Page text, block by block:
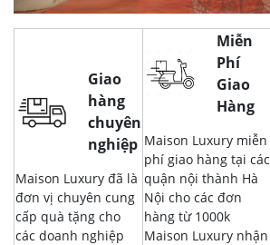
Giao
hàng
chuyên
nghiệp
Maison Luxury đã là
đơn vị chuyên cung
cấp quà tặng cho
các doanh nghiệp
Miễn
Phí
Giao
Hàng
Maison Luxury miễn
phí giao hàng tại các
quận nội thành Hà
Nội cho các đơn
hàng từ 1000k
Maison Luxury nhận